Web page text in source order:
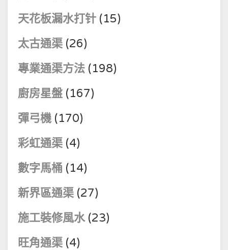
天花板漏水打针 (15)
太古通渠 (26)
專業通渠方法 (198)
廚房星盤 (167)
彈弓機 (170)
彩虹通渠 (4)
數字馬桶 (14)
新界區通渠 (27)
施工裝修風水(23)
旺角通渠 (4)